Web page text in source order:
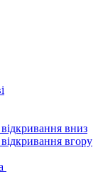
вниз
вгору